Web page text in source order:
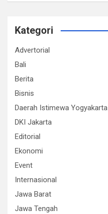
Kategori
Advertorial
Bali
Berita
Bisnis
Daerah Istimewa Yogyakarta
DKI Jakarta
Editorial
Ekonomi
Event
Internasional
Jawa Barat
Jawa Tengah